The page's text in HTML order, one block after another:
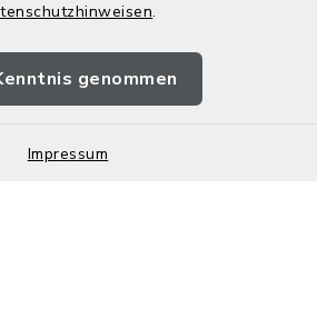
.
genommen
Impressum
Impressum
Sitemap